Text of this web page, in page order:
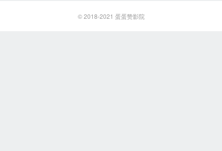
© 2018-2021 蛋蛋赞影院